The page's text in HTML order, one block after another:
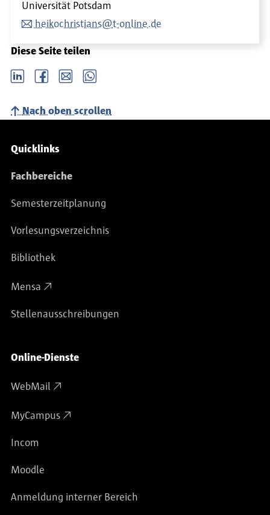
Universität Potsdam
heikochristians@t-online.de
Diese Seite teilen
LinkedIn Facebook email Whatsapp
Nach oben scrollen
Service-Navigation
Quicklinks
Fachbereiche
Semesterzeitplanung
Vorlesungsverzeichnis
Bibliothek
Mensa
Stellenausschreibungen
Online-Dienste
WebMail
MyCampus
Incom
Moodle
Anmeldung interner Bereich